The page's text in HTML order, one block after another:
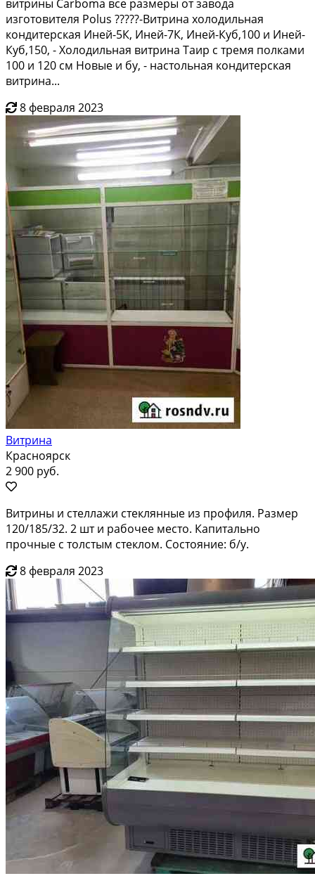
витрины Carboma все размеры от завода
изготовителя Polus ?????-Витрина холодильная
кондитерская Иней-5К, Иней-7К, Иней-Куб,100 и Иней-
Куб,150, - Холодильная витрина Таир с тремя полками
100 и 120 см Новые и бу, - настольная кондитерская
витрина...
8 февраля 2023
Витрина
Красноярск
2 900 руб.
Витрины и стеллажи стеклянные из профиля. Размер
120/185/32. 2 шт и рабочее место. Капитально
прочные с толстым стеклом. Состояние: б/у.
8 февраля 2023